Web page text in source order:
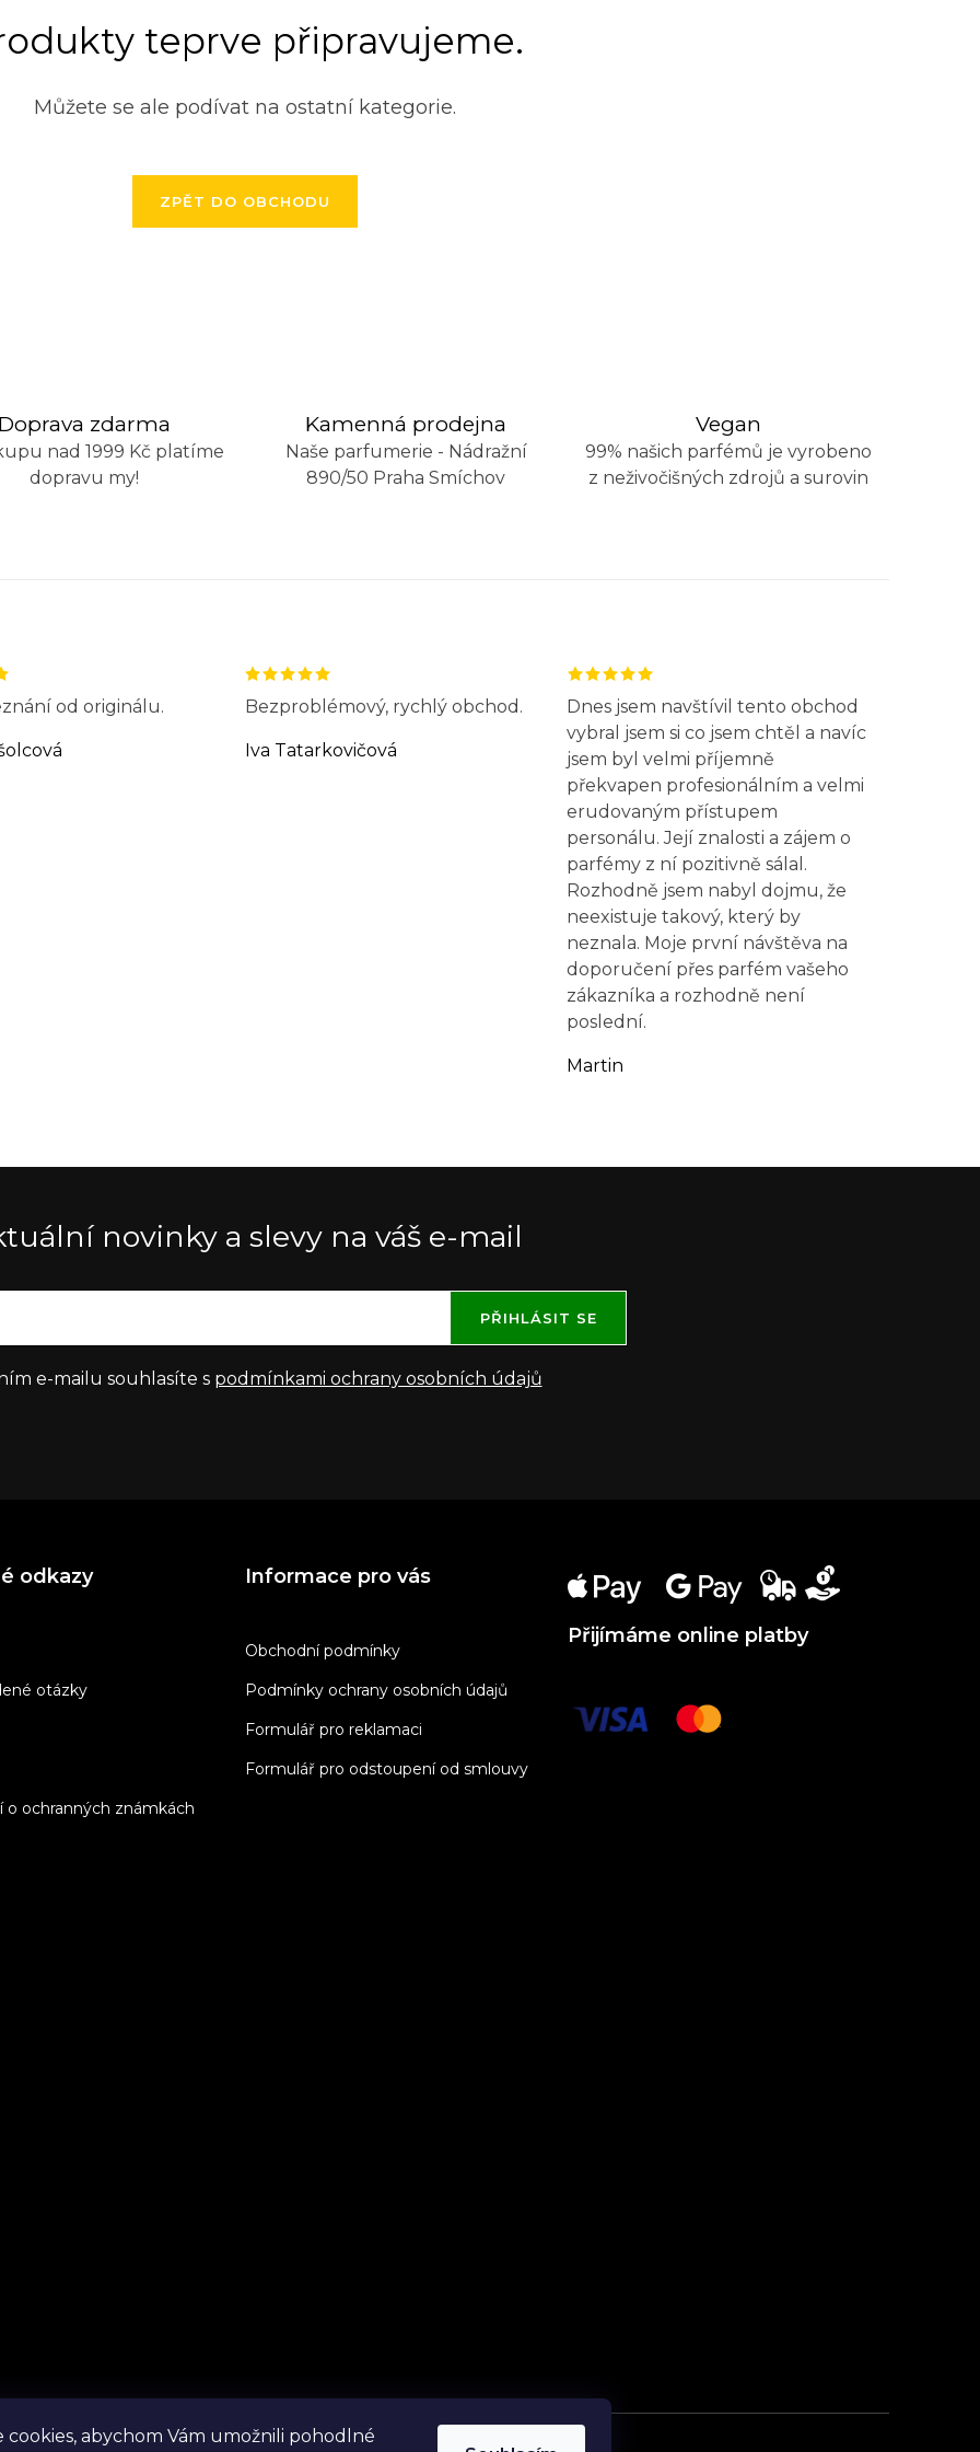
cookies, abychom Vám umožnili pohodlné
teprve připravujeme.
Můžete se ale podívat na ostatní kategorie.
ZPĚT DO OBCHODU
Doprava zdarma
nad 1999 Kč platíme
dopravu my!
Kamenná prodejna
Naše parfumerie - Nádražní
890/50 Praha Smíchov
Vegan
99% našich parfémů je vyrobeno
z neživočišných zdrojů a surovin
od originálu. Bezproblémový, rychlý obchod.
Iva Tatarkovičová
Dnes jsem navštívil tento obchod
vybral jsem si co jsem chtěl a navíc
jsem byl velmi příjemně
překvapen profesionálním a velmi
erudovaným přístupem
personálu. Její znalosti a zájem o
parfémy z ní pozitivně sálal.
Rozhodně jsem nabyl dojmu, že
neexistuje takový, který by
neznala. Moje první návštěva na
doporučení přes parfém vašeho
zákazníka a rozhodně není
poslední.
Martin
novinky a slevy na váš e-mail
e-mailu souhlasíte s podmínkami ochrany osobních údajů
PŘIHLÁSIT SE
odkazy
otázky
o ochranných známkách
Informace pro vás
Obchodní podmínky
Podmínky ochrany osobních údajů
Formulář pro reklamaci
Formulář pro odstoupení od smlouvy
Přijímáme online platby